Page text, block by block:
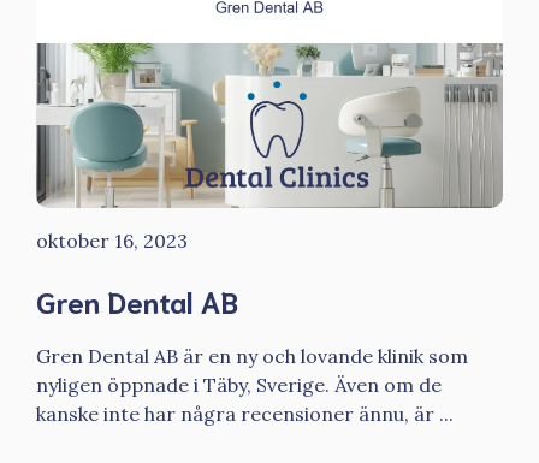
oktober 16, 2023
Gren Dental AB
Gren Dental AB är en ny och lovande klinik som
nyligen öppnade i Täby, Sverige. Även om de
kanske inte har några recensioner ännu, är ...